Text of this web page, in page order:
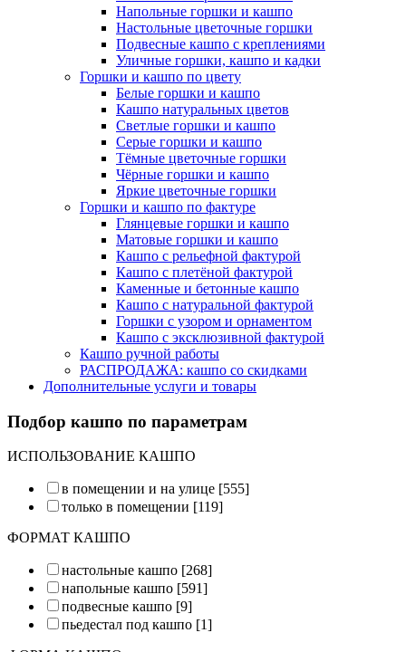
Напольные горшки и кашпо
Настольные цветочные горшки
Подвесные кашпо с креплениями
Уличные горшки, кашпо и кадки
Горшки и кашпо по цвету
Белые горшки и кашпо
Кашпо натуральных цветов
Светлые горшки и кашпо
Серые горшки и кашпо
Тёмные цветочные горшки
Чёрные горшки и кашпо
Яркие цветочные горшки
Горшки и кашпо по фактуре
Глянцевые горшки и кашпо
Матовые горшки и кашпо
Кашпо с рельефной фактурой
Кашпо с плетёной фактурой
Каменные и бетонные кашпо
Кашпо с натуральной фактурой
Горшки с узором и орнаментом
Кашпо с эксклюзивной фактурой
Кашпо ручной работы
РАСПРОДАЖА: кашпо со скидками
Дополнительные услуги и товары
Подбор кашпо по параметрам
ИСПОЛЬЗОВАНИЕ КАШПО
в помещении и на улице [555]
только в помещении [119]
ФОРМАТ КАШПО
настольные кашпо [268]
напольные кашпо [591]
подвесные кашпо [9]
пьедестал под кашпо [1]